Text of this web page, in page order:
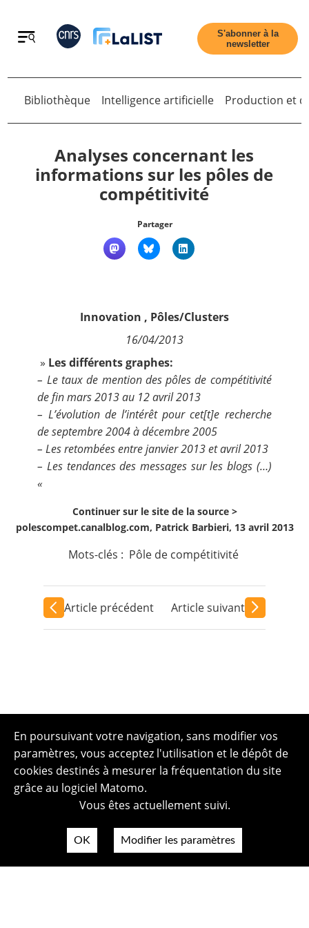
Retour
Nous suivre
S'abonner à la
newsletter
Bibliothèque Intelligence artificielle Production et
Analyses concernant les
informations sur les pôles de
compétitivité
Partager
Innovation , Pôles/Clusters
16/04/2013
» Les différents graphes:
– Le taux de mention des pôles de compétitivité
de fin mars 2013 au 12 avril 2013
– L’évolution de l’intérêt pour cet[t]e recherche
de septembre 2004 à décembre 2005
– Les retombées entre janvier 2013 et avril 2013
– Les tendances des messages sur les blogs (…)
«
Continuer sur le site de la source >
polescompet.canalblog.com, Patrick Barbieri, 13 avril 2013
Mots-clés : Pôle de compétitivité
Article précédent Article suivant
En poursuivant votre navigation, sans modifier vos
paramètres, vous acceptez l'utilisation et le dépôt de
cookies destinés à mesurer la fréquentation du site
grâce au logiciel Matomo.
Vous êtes actuellement suivi.
OK Modifier les paramètres